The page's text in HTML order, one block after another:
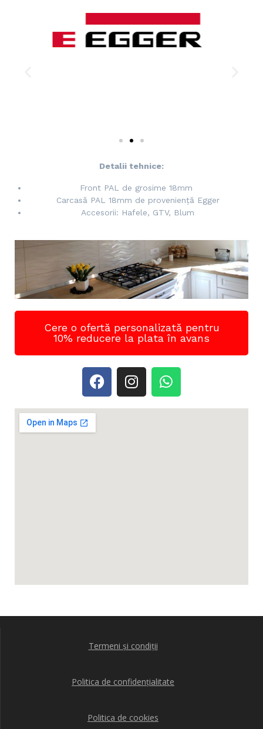
Detalii tehnice:
Front PAL de grosime 18mm
Carcasă PAL 18mm de proveniență Egger
Accesorii: Hafele, GTV, Blum
Cere o ofertă personalizată pentru
10% reducere la plata în avans
Termeni și condiții
Politica de confidențialitate
Politica de cookies